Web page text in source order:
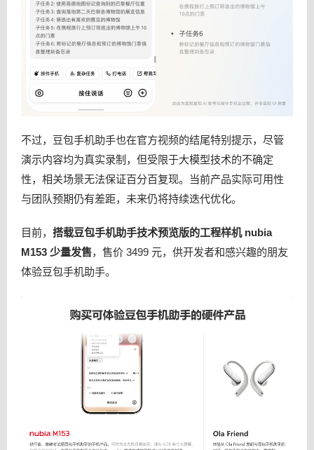
不过，豆包手机助手也在官方视频的结尾特别提示，尽管
演示内容均为真实录制，但受限于大模型技术的不确定
性，相关场景无法保证百分百复现。当前产品实际可用性
与团队预期仍有差距，未来仍将持续迭代优化。
目前， 搭载豆包手机助手技术预览版的工程样机 nubia
M153 少量发售，售价 3499 元，供开发者和感兴趣的朋友
体验豆包手机助手。